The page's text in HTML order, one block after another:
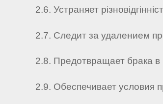
2.6. Устраняет
2.7. Следит за удалением
2.8. Предотвращает брака в
2.9. Обеспечивает условия